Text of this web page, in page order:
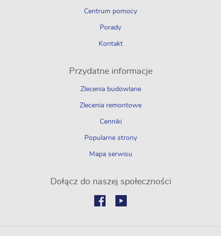
Centrum pomocy
Porady
Kontakt
Przydatne informacje
Zlecenia budowlane
Zlecenia remontowe
Cenniki
Popularne strony
Mapa serwisu
Dołącz do naszej społeczności